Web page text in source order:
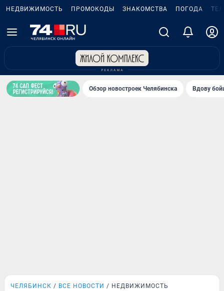
НЕДВИЖИМОСТЬ ПРОМОКОДЫ ЗНАКОМСТВА ПОГОДА
Обзор новостроек Челябинска Вдову
ЧЕЛЯБИНСК ВСЕ НОВОСТИ НЕДВИЖИМОСТЬ